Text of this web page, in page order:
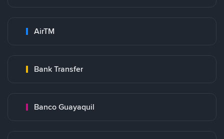
AirTM
Bank Transfer
Banco Guayaquil